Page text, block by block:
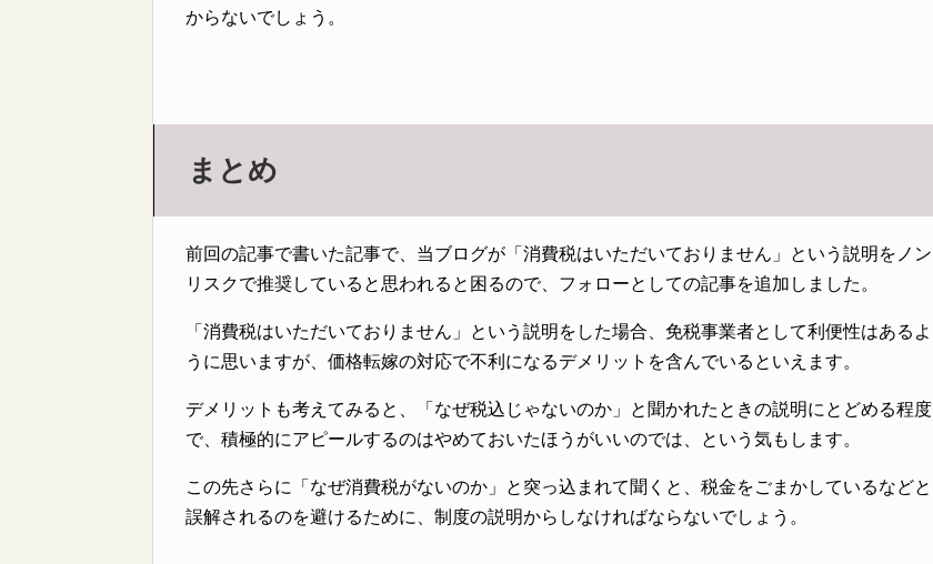
からないでしょう。
まとめ
前回の記事で書いた記事で、当ブログが「消費税はいただいておりません」という説明をノン
リスクで推奨していると思われると困るので、フォローとしての記事を追加しました。
「消費税はいただいておりません」という説明をした場合、免税事業者として利便性はあるよ
うに思いますが、価格転嫁の対応で不利になるデメリットを含んでいるといえます。
デメリットも考えてみると、「なぜ税込じゃないのか」と聞かれたときの説明にとどめる程度
で、積極的にアピールするのはやめておいたほうがいいのでは、という気もします。
この先さらに「なぜ消費税がないのか」と突っ込まれて聞くと、税金をごまかしているなどと
誤解されるのを避けるために、制度の説明からしなければならないでしょう。